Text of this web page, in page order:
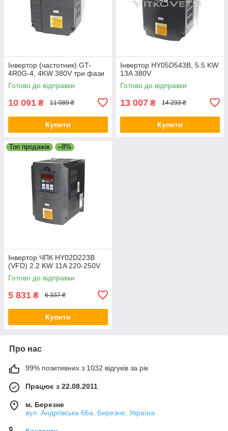
Інвертор (частотник) GT-
4R0G-4, 4KW 380V три фази
Готово до відправки
10 091 ₴ 11 089 ₴
Купити
Інвертор HY05D543B, 5.5 KW
13A 380V
Готово до відправки
13 007 ₴ 14 293 ₴
Купити
Топ продажів –8%
Інвертор ЧПК HY02D223B
(VFD) 2.2 KW 11A 220-250V
Готово до відправки
5 831 ₴ 6 337 ₴
Купити
Про нас
99% позитивних з 1032 відгуків за рік
Працює з 22.08.2011
м. Березне
вул. Андріївська 66а, Березне, Україна